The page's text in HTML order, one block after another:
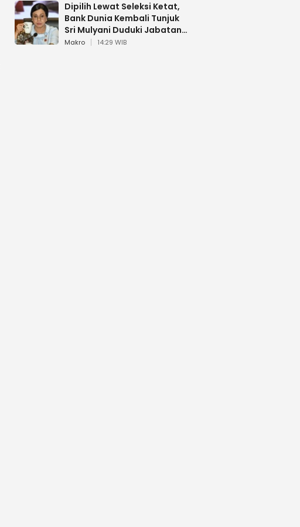
Dipilih Lewat Seleksi Ketat,
Bank Dunia Kembali Tunjuk
Sri Mulyani Duduki Jabatan
Strategis
Makro 14:29 WIB